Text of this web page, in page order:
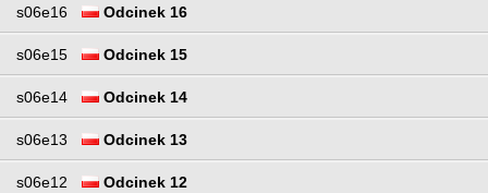
s06e16 Odcinek 16
s06e15 Odcinek 15
s06e14 Odcinek 14
s06e13 Odcinek 13
s06e12 Odcinek 12